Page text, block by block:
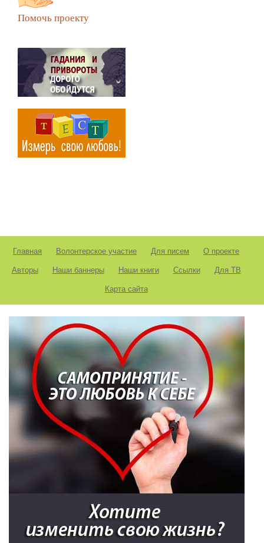
Помочь проекту
Главная Волонтерское участие Для писем О проекте
Авторы Наши баннеры Наши книги Ссылки Для ТВ
Карта сайта